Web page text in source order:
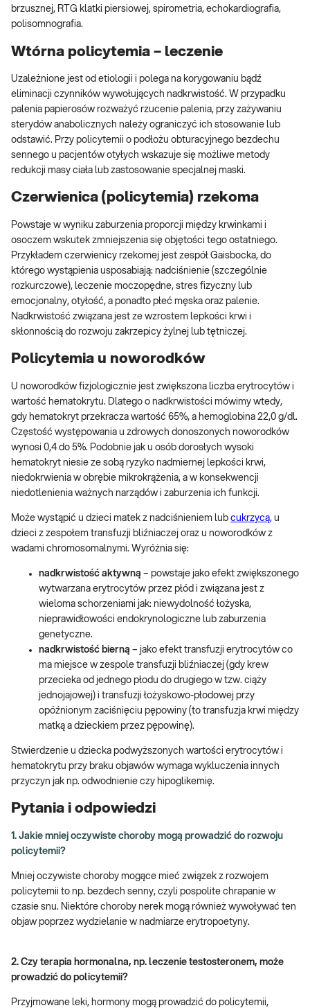
brzusznej, RTG klatki piersiowej, spirometria, echokardiografia,
polisomnografia.
Wtórna policytemia – leczenie
Uzależnione jest od etiologii i polega na korygowaniu bądź
eliminacji czynników wywołujących nadkrwistość. W przypadku
palenia papierosów rozważyć rzucenie palenia, przy zażywaniu
sterydów anabolicznych należy ograniczyć ich stosowanie lub
odstawić. Przy policytemii o podłożu obturacyjnego bezdechu
sennego u pacjentów otyłych wskazuje się możliwe metody
redukcji masy ciała lub zastosowanie specjalnej maski.
Czerwienica (policytemia) rzekoma
Powstaje w wyniku zaburzenia proporcji między krwinkami i
osoczem wskutek zmniejszenia się objętości tego ostatniego.
Przykładem czerwienicy rzekomej jest zespół Gaisbocka, do
którego wystąpienia usposabiają: nadciśnienie (szczególnie
rozkurczowe), leczenie moczopędne, stres fizyczny lub
emocjonalny, otyłość, a ponadto płeć męska oraz palenie.
Nadkrwistość związana jest ze wzrostem lepkości krwi i
skłonnością do rozwoju zakrzepicy żylnej lub tętniczej.
Policytemia u noworodków
U noworodków fizjologicznie jest zwiększona liczba erytrocytów i
wartość hematokrytu. Dlatego o nadkrwistości mówimy wtedy,
gdy hematokryt przekracza wartość 65%, a hemoglobina 22,0 g/dl.
Częstość występowania u zdrowych donoszonych noworodków
wynosi 0,4 do 5%. Podobnie jak u osób dorosłych wysoki
hematokryt niesie ze sobą ryzyko nadmiernej lepkości krwi,
niedokrwienia w obrębie mikrokrążenia, a w konsekwencji
niedotlenienia ważnych narządów i zaburzenia ich funkcji.
Może wystąpić u dzieci matek z nadciśnieniem lub cukrzycą, u
dzieci z zespołem transfuzji bliźniaczej oraz u noworodków z
wadami chromosomalnymi. Wyróżnia się:
nadkrwistość aktywną – powstaje jako efekt zwiększonego
wytwarzana erytrocytów przez płód i związana jest z
wieloma schorzeniami jak: niewydolność łożyska,
nieprawidłowości endokrynologiczne lub zaburzenia
genetyczne.
nadkrwistość bierną – jako efekt transfuzji erytrocytów co
ma miejsce w zespole transfuzji bliźniaczej (gdy krew
przecieka od jednego płodu do drugiego w tzw. ciąży
jednojajowej) i transfuzji łożyskowo-płodowej przy
opóźnionym zaciśnięciu pępowiny (to transfuzja krwi między
matką a dzieckiem przez pępowinę).
Stwierdzenie u dziecka podwyższonych wartości erytrocytów i
hematokrytu przy braku objawów wymaga wykluczenia innych
przyczyn jak np. odwodnienie czy hipoglikemię.
Pytania i odpowiedzi
1. Jakie mniej oczywiste choroby mogą prowadzić do rozwoju
policytemii?
Mniej oczywiste choroby mogące mieć związek z rozwojem
policytemii to np. bezdech senny, czyli pospolite chrapanie w
czasie snu. Niektóre choroby nerek mogą również wywoływać ten
objaw poprzez wydzielanie w nadmiarze erytropoetyny.
2. Czy terapia hormonalna, np. leczenie testosteronem, może
prowadzić do policytemii?
Przyjmowane leki, hormony mogą prowadzić do policytemii,